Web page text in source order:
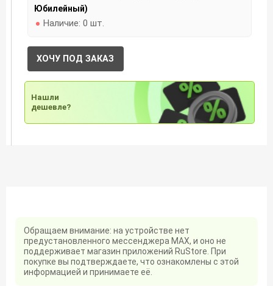
Юбилейный)
Наличие: 0 шт.
ХОЧУ ПОД ЗАКАЗ
Нашли
дешевле?
Обращаем внимание: на устройстве нет
предустановленного мессенджера MAX, и оно не
поддерживает магазин приложений RuStore. При
покупке вы подтверждаете, что ознакомлены с этой
информацией и принимаете её.